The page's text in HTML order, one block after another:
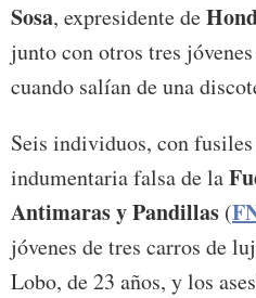
Sosa, expresidente de
junto con otros tres
cuando salían de una
Seis individuos, con
indumentaria falsa de la
Antimaras y Pandillas (
jóvenes de tres carros de
Lobo, de 23 años, y los